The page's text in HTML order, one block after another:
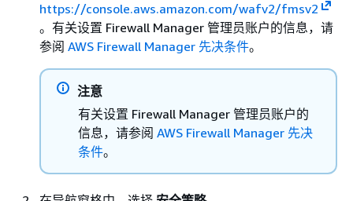
https://console.aws.amazon.com/wafv2/fmsv2
。有关设置 Firewall Manager 管理员账户的信息，请
参阅 AWS Firewall Manager 先决条件。
注意
有关设置 Firewall Manager 管理员账户的
信息，请参阅 AWS Firewall Manager 先决
条件。